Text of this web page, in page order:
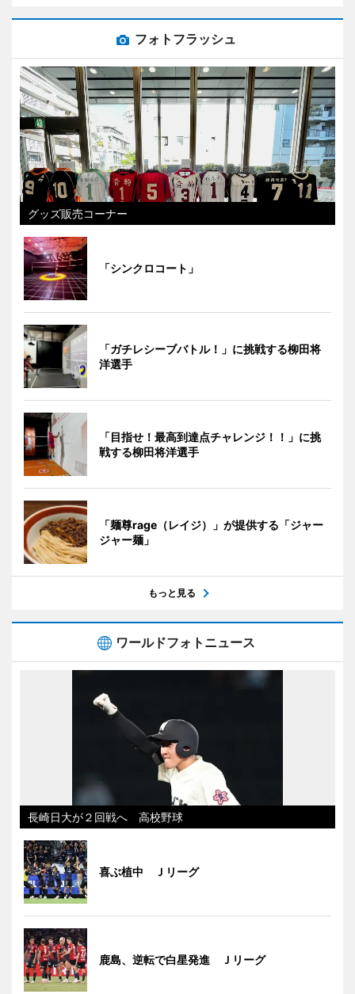
フォトフラッシュ
グッズ販売コーナー
「シンクロコート」
「ガチレシーブバトル！」に挑戦する柳田将
洋選手
「目指せ！最高到達点チャレンジ！！」に挑
戦する柳田将洋選手
「麺尊rage（レイジ）」が提供する「ジャー
ジャー麺」
もっと見る
ワールドフォトニュース
長崎日大が２回戦へ 高校野球
喜ぶ植中 Ｊリーグ
鹿島、逆転で白星発進 Ｊリーグ